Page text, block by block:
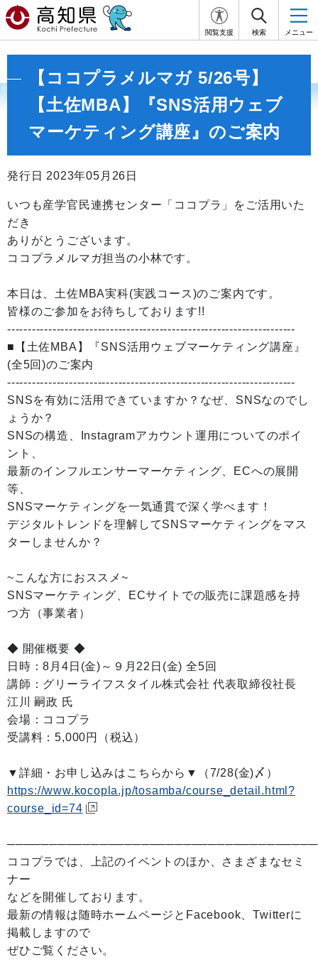
閲覧支援 検索 メニュー
【ココプラメルマガ 5/26号】
【土佐MBA】『SNS活用ウェブ
マーケティング講座』のご案内
発行日 2023年05月26日
いつも産学官民連携センター「ココプラ」をご活用いた
だき
ありがとうございます。
ココプラメルマガ担当の小林です。
本日は、土佐MBA実科(実践コース)のご案内です。
皆様のご参加をお待ちしております!!
----------------------------------------------------------------------
■【土佐MBA】『SNS活用ウェブマーケティング講座』
(全5回)のご案内
----------------------------------------------------------------------
SNSを有効に活用できていますか？なぜ、SNSなのでし
ょうか？
SNSの構造、Instagramアカウント運用についてのポイ
ント、
最新のインフルエンサーマーケティング、ECへの展開
等、
SNSマーケティングを一気通貫で深く学べます！
デジタルトレンドを理解してSNSマーケティングをマス
ターしませんか？
~こんな方におススメ~
SNSマーケティング、ECサイトでの販売に課題感を持
つ方（事業者）
◆ 開催概要 ◆
日時：8月4日(金)～９月22日(金) 全5回
講師：グリーライフスタイル株式会社 代表取締役社長
江川 嗣政 氏
会場：ココプラ
受講料：5,000円（税込）
▼詳細・お申し込みはこちらから▼（7/28(金)〆）
https://www.kocopla.jp/tosamba/course_detail.html?
course_id=74
ココプラでは、上記のイベントのほか、さまざまなセミ
ナー
などを開催しております。
最新の情報は随時ホームページとFacebook、Twitterに
掲載しますので
ぜひご覧ください。